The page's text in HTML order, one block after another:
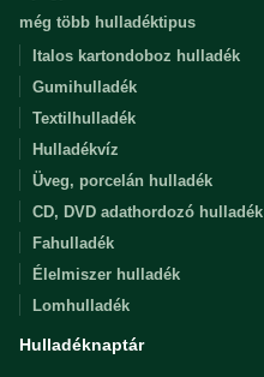
még több hulladéktipus
Italos kartondoboz hulladék
Gumihulladék
Textilhulladék
Hulladékvíz
Üveg, porcelán hulladék
CD, DVD adathordozó hulladék
Fahulladék
Élelmiszer hulladék
Lomhulladék
Hulladéknaptár